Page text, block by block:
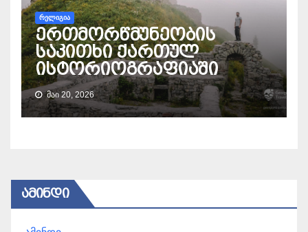
ᲠᲔᲚᲘᲒᲘᲐ
ერთმორწმუნეობის
საკითხი ქართულ
ისტორიოგრაფიაში
ᲛᲐᲘ 20, 2026
ᲐᲛᲘᲜᲓᲘ